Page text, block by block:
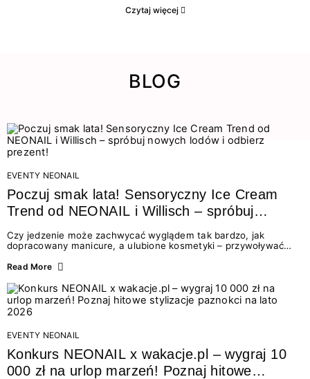
Czytaj więcej
BLOG
EVENTY NEONAIL
Poczuj smak lata! Sensoryczny Ice Cream
Trend od NEONAIL i Willisch – spróbuj
nowych lodów i odbierz prezent!
Czy jedzenie może zachwycać wyglądem tak bardzo, jak
dopracowany manicure, a ulubione kosmetyki – przywoływać
świata beauty i oszałamiających deserów to coś więcej niż
zmysłami: przez soczysty kolor, aksamitną teksturę,
orzeźwiający zapach i słodki akcent na podniebieniu. Tego lata
NEONAIL łączy siły z marką Willisch, tworząc unikalny projekt
na styku jedzenia i piękna....
Read More
EVENTY NEONAIL
Konkurs NEONAIL x wakacje.pl – wygraj 10
000 zł na urlop marzeń! Poznaj hitowe